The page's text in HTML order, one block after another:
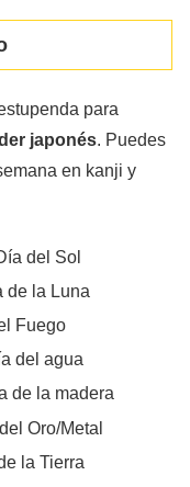
para
japonés. Puedes
en kanji y
del Sol
de la Luna
Fuego
del agua
de la madera
Oro/Metal
la Tierra